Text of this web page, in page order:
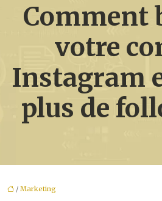
Comment
votre
Instagram
plus de
/ Marketing